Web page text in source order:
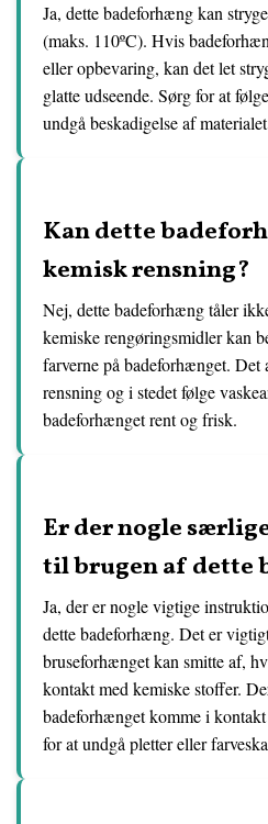
Ja, dette badeforhæng kan
(maks. 110ºC). Hvis
eller opbevaring, kan det let
glatte udseende. Sørg for at
undgå beskadigelse af
Kan dette
kemisk rensning?
Nej, dette badeforhæng tåler
kemiske rengøringsmidler kan
farverne på badeforhænget. Det
rensning og i stedet følge
badeforhænget rent og frisk.
Er der nogle
til brugen af dette
Ja, der er nogle vigtige
dette badeforhæng. Det er
bruseforhænget kan smitte af,
kontakt med kemiske stoffer.
badeforhænget komme i
for at undgå pletter eller